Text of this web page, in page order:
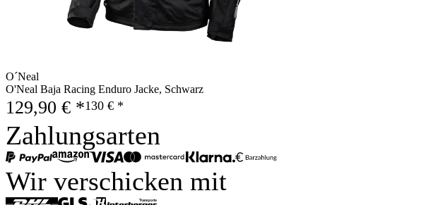
O´Neal
O'Neal Baja Racing Enduro Jacke, Schwarz
129,90 € *130 € *
Zahlungsarten
Wir verschicken mit